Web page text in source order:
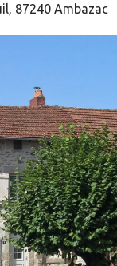
87240 Ambazac